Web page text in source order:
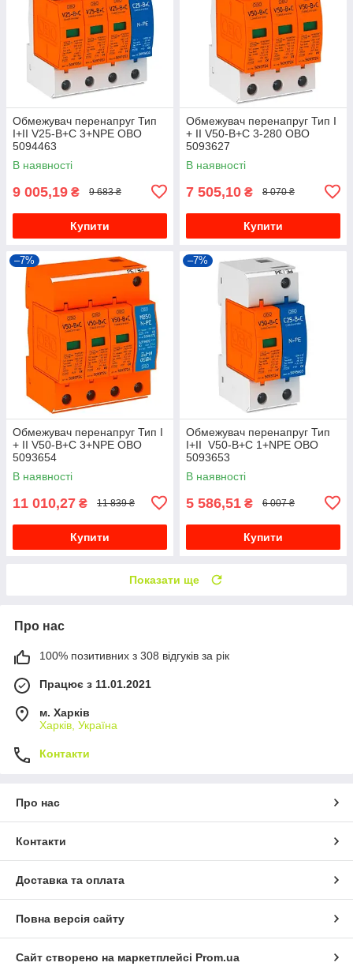
Обмежувач перенапруг Тип
I+II V25-B+C 3+NPE OBO
5094463
В наявності
9 005,19 ₴ 9 683 ₴
Купити
Обмежувач перенапруг Тип I
+ II V50-B+C 3-280 OBO
5093627
В наявності
7 505,10 ₴ 8 070 ₴
Купити
–7%
Обмежувач перенапруг Тип I
+ II V50-B+C 3+NPE OBO
5093654
В наявності
11 010,27 ₴ 11 839 ₴
Купити
–7%
Обмежувач перенапруг Тип
I+II V50-B+C 1+NPE OBO
5093653
В наявності
5 586,51 ₴ 6 007 ₴
Купити
Показати ще
Про нас
100% позитивних з 308 відгуків за рік
Працює з 11.01.2021
м. Харків
Харків, Україна
Контакти
Про нас
Контакти
Доставка та оплата
Повна версія сайту
Сайт створено на маркетплейсі Prom.ua